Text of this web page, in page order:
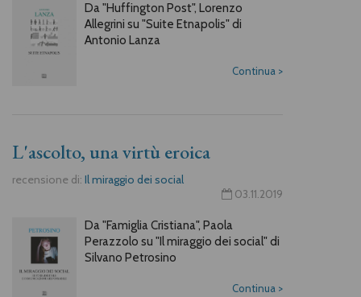
Da "Huffington Post", Lorenzo
Allegrini su "Suite Etnapolis" di
Antonio Lanza
Continua >
L'ascolto, una virtù eroica
recensione di: Il miraggio dei social
03.11.2019
Da "Famiglia Cristiana", Paola
Perazzolo su "Il miraggio dei social" di
Silvano Petrosino
Continua >